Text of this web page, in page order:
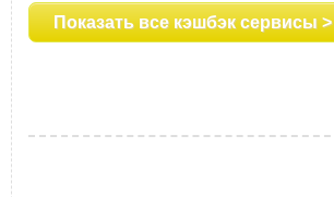
Показать все кэшбэк сервисы >